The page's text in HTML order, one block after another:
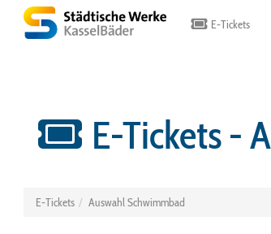
E-Tickets
E-Tickets -
E-Tickets Auswahl Schwimmbad